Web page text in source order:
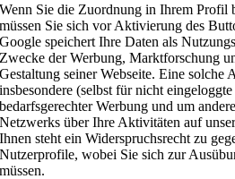
Wenn Sie die Zuordnung in Ihrem Profil
müssen Sie sich vor Aktivierung des
Google speichert Ihre Daten als
Zwecke der Werbung, Marktforschung
Gestaltung seiner Webseite. Eine solche
insbesondere (selbst für nicht
bedarfsgerechter Werbung und um
Netzwerks über Ihre Aktivitäten auf
Ihnen steht ein Widerspruchsrecht zu
Nutzerprofile, wobei Sie sich zur
müssen.